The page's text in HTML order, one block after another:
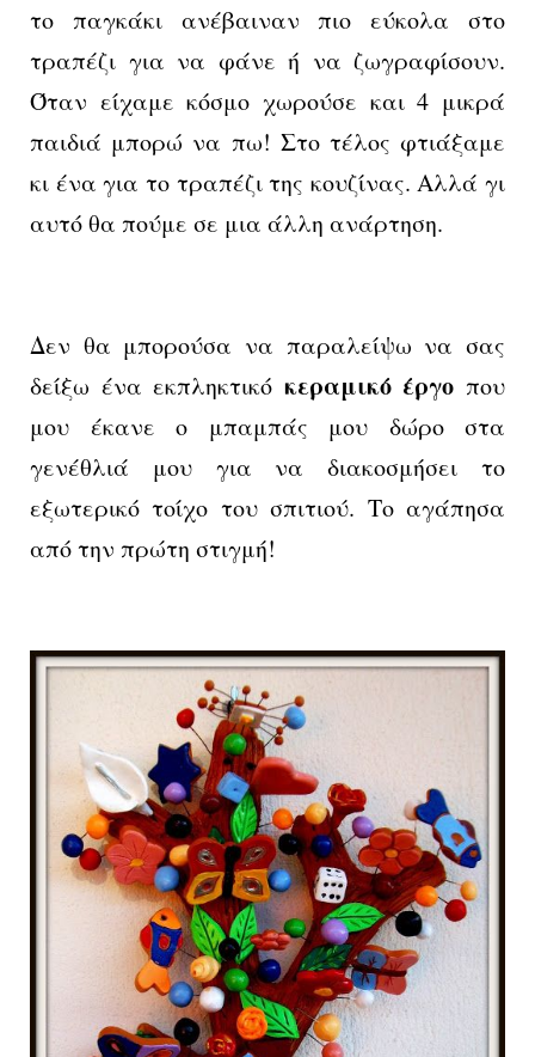
το παγκάκι ανέβαιναν πιο εύκολα στο
τραπέζι για να φάνε ή να ζωγραφίσουν.
Όταν είχαμε κόσμο χωρούσε και 4 μικρά
παιδιά μπορώ να πω! Στο τέλος φτιάξαμε
κι ένα για το τραπέζι της κουζίνας. Αλλά γι
αυτό θα πούμε σε μια άλλη ανάρτηση.
Δεν θα μπορούσα να παραλείψω να σας
δείξω ένα εκπληκτικό κεραμικό έργο που
μου έκανε ο μπαμπάς μου δώρο στα
γενέθλιά μου για να διακοσμήσει το
εξωτερικό τοίχο του σπιτιού. Το αγάπησα
από την πρώτη στιγμή!